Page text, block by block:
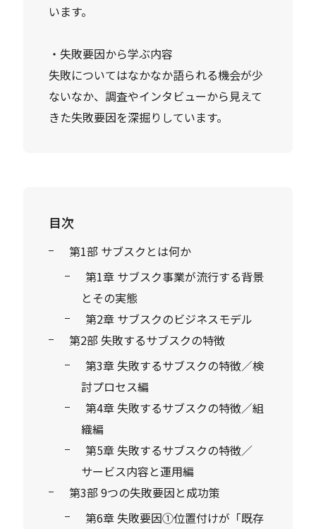
います。
・失敗要因から学ぶ内容
失敗についてはなかなか語られる機会が少
ないなか、調査やインタビューから見えて
きた失敗要因を深掘りしています。
目次
第1部 サブスクとは何か
第1章 サブスク事業が流行する背景
とその実態
第2章 サブスクのビジネスモデル
第2部 失敗するサブスクの特徴
第3章 失敗するサブスクの特徴／検
討プロセス編
第4章 失敗するサブスクの特徴／組
織編
第5章 失敗するサブスクの特徴／
サービス内容と運用編
第3部 9つの失敗要因と成功策
第6章 失敗要因①位置付けが「既存